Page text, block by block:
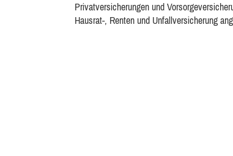
Privatversicherungen und
Hausrat-, Renten und Unfallversicherung